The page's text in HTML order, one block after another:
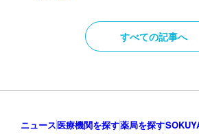
すべての記事へ
ニュース医療機関を探す薬局を探す